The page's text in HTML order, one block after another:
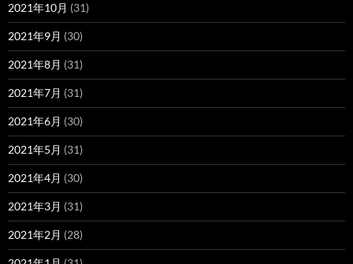
2021年10月 (31)
2021年9月 (30)
2021年8月 (31)
2021年7月 (31)
2021年6月 (30)
2021年5月 (31)
2021年4月 (30)
2021年3月 (31)
2021年2月 (28)